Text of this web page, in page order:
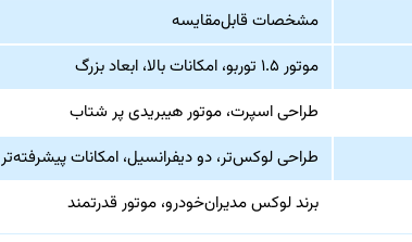
مشخصات قابل‌مقایسه
موتور ۱.۵ توربو، امکانات بالا، ابعاد بزرگ
طراحی اسپرت، موتور هیبریدی پر شتاب
طراحی لوکس‌تر، دو دیفرانسیل، امکانات پیشرفته‌تر
برند لوکس مدیران‌خودرو، موتور قدرتمند